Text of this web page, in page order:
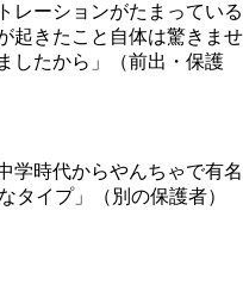
レーションがたまっている
起きたこと自体は驚きませ
したから」（前出・保護
学時代からやんちゃで有名
タイプ」（別の保護者）